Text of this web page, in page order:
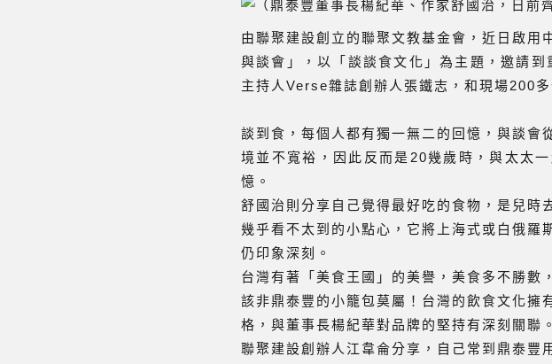
由聯聚建設創立的聯聚文教基金會，近日啟用
與談會」，以「談談食文化」為主題，邀請
主持人Verse雜誌創辦人張鐵志，和現場200
談到食，每個人都有獨一無二的回憶，與談會
境並不寬裕，因此反而是20幾歲時，與太太
憶。
舒國治則分享自己覺得最好吃的食物，是兒時
幾乎看不太到的小點心，它將上海式或白俄羅
仍印象深刻。
台灣有著「美食王國」的美譽，美食多不勝
該非鼎泰豐的小籠包莫屬！台灣的飲食文化擁
格，與董事長楊紀華對品牌的堅持有深刻關聯。
聯聚建設創辦人江韋侖分享，自己常到鼎泰豐